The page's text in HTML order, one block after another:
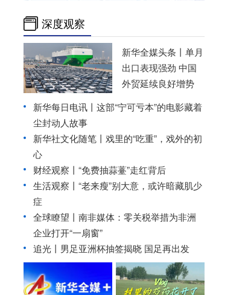
深度观察
新华全媒头条丨 单月
出口表现强劲 中国
外贸延续良好增势
新华每日电讯丨 这部“宁可亏本”的电影藏着
尘封动人故事
新华社文化随笔丨戏里的“吃重”，戏外的初
心
财经观察丨 “免费抽蒜薹”走红背后
生活观察丨“老来瘦”别大意，或许暗藏肌少
症
全球瞭望丨南非媒体：零关税举措为非洲
企业打开“一扇窗”
追光丨 男足亚洲杯抽签揭晓 国足再出发